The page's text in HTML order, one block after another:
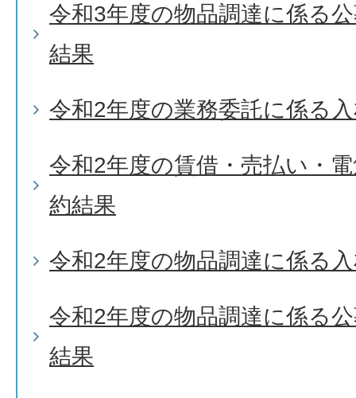
令和3年度の物品調達に係る
結果
令和2年度の業務委託に係る
令和2年度の賃借・売払い・
約結果
令和2年度の物品調達に係る
令和2年度の物品調達に係る
結果